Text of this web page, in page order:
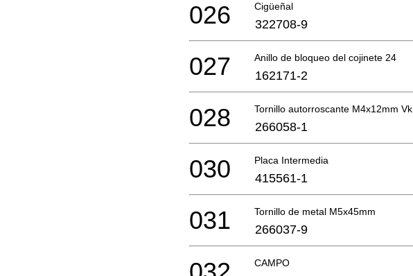
Cigüeñal
026 322708-9
Anillo de bloqueo del cojinete 24
027 162171-2
Tornillo autorroscante M4x12mm Vk
028 266058-1
Placa Intermedia
030 415561-1
Tornillo de metal M5x45mm
031 266037-9
CAMPO